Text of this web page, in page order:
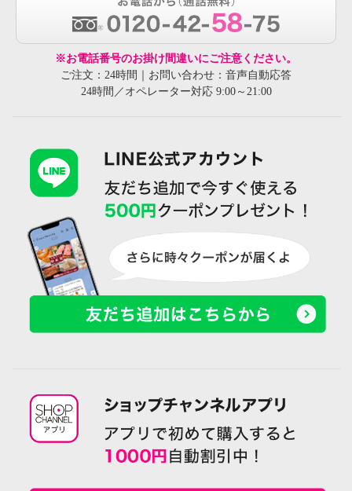
※お電話番号のお掛け間違いにご注意ください。
ご注文：24時間｜お問い合わせ：音声自動応答
24時間／オペレーター対応 9:00～21:00